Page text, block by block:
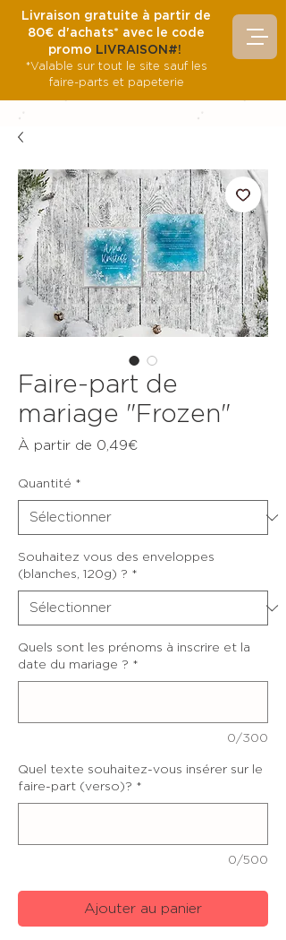
Livraison gratuite à partir de
80€ d'achats* avec le code
promo LIVRAISON#!
*Valable sur tout le site sauf les
faire-parts et papeterie
Faire-part de
mariage "Frozen"
À partir de 0,49€Prix
Quantité *
Souhaitez vous des enveloppes
(blanches, 120g) ? *
Quels sont les prénoms à inscrire et la
date du mariage ? *
0/300
Quel texte souhaitez-vous insérer sur le
faire-part (verso)? *
0/500
Ajouter au panier